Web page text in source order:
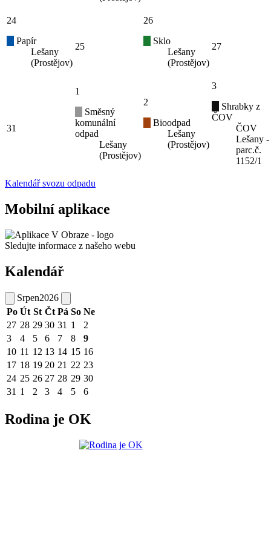
24
Papír
Lešany
(Prostějov)
25
26
Sklo
Lešany
(Prostějov)
27
31
1
Směsný
komunální
odpad
Lešany
(Prostějov)
2
Bioodpad
Lešany
(Prostějov)
3
Shrabky z
ČOV
ČOV
Lešany -
parc.č.
1152/1
Kalendář svozu odpadu
Mobilní aplikace
Sledujte informace z našeho webu
Kalendář
Srpen2026
Po Út St Čt Pá So Ne
27 28 29 30 31 1
2
3
4 5 6 7 8
9
10 11 12 13 14 15 16
17 18 19 20 21 22 23
24 25 26 27 28 29 30
31 1 2 3 4 5 6
Rodina je OK